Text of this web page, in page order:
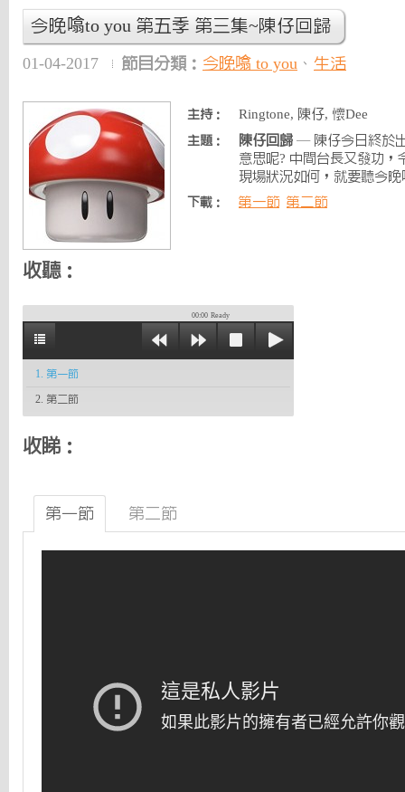
今晚噏to you 第五季 第三集~陳仔回歸
01-04-2017 節目分類： 今晚噏 to you 、 生活
主持： Ringtone, 陳仔, 懷Dee
主題： 陳仔回歸 — 陳仔今日終於
意思呢? 中間台長又發功，
現場狀況如何，就要聽今
下載： 第一節 第二節
收聽：
00:00 Ready
1. 第一節
2. 第二節
收睇：
第一節 第二節